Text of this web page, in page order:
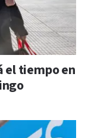
el tiempo en